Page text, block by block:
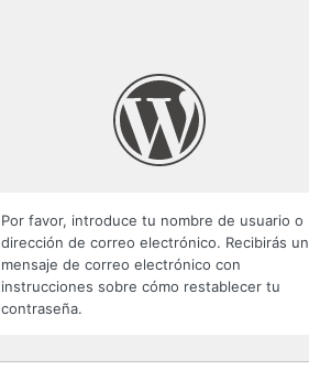
Por favor, introduce tu nombre de usuario o
dirección de correo electrónico. Recibirás un
mensaje de correo electrónico con
instrucciones sobre cómo restablecer tu
contraseña.